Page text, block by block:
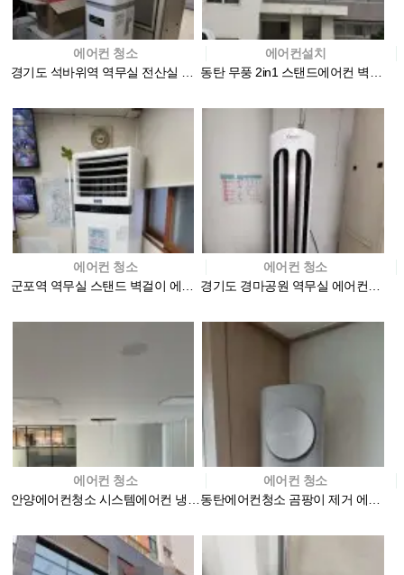
에어컨 청소
에어컨설치
에어컨 청소
에어컨 청소
에어컨 청소
안양에어컨청소 시스템에어컨 냉난방기 청소 사무실
에어컨 청소
동탄에어컨청소 곰팡이 제거 에이스홈케어